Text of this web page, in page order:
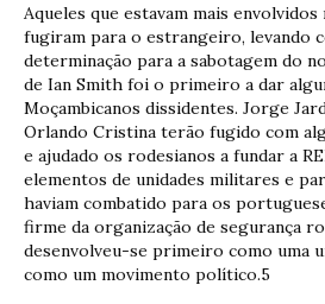
Aqueles que estavam mais
fugiram para o estrangeiro, levando
determinação para a sabotagem do
de Ian Smith foi o primeiro a dar
Moçambicanos dissidentes. Jorge
Orlando Cristina terão fugido com
e ajudado os rodesianos a fundar a
elementos de unidades militares e
haviam combatido para os
firme da organização de segurança
desenvolveu-se primeiro como uma
como um movimento político.5